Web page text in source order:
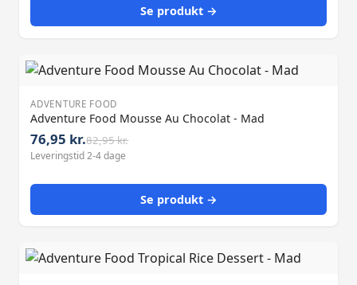
Se produkt →
ADVENTURE FOOD
Adventure Food Mousse Au Chocolat - Mad
76,95 kr.82,95 kr.
Leveringstid 2-4 dage
Se produkt →